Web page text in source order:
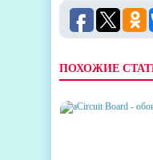
ПОХОЖИЕ